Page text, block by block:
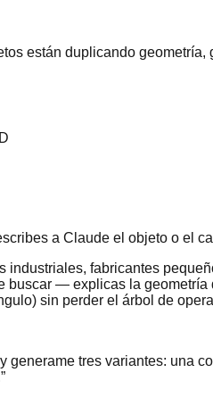
están duplicando
a Claude el objeto o el
industriales, fabricantes
buscar — explicas la
sin perder el árbol de
generame tres variantes: una
”